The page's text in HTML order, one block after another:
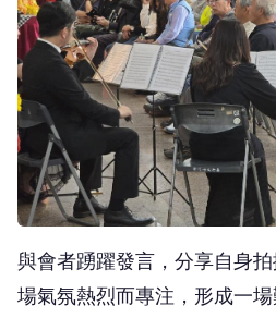
與會者踴躍發言，分享自身
場氣氛熱烈而專注，形成一